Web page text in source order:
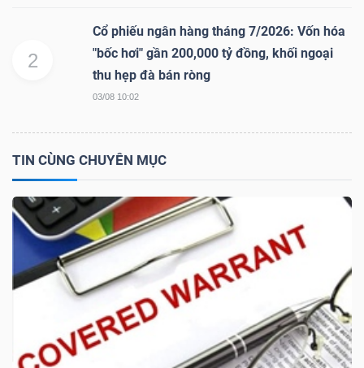
2
Cổ phiếu ngân hàng tháng 7/2026: Vốn hóa
"bốc hơi" gần 200,000 tỷ đồng, khối ngoại
thu hẹp đà bán ròng
03/08 10:02
TIN CÙNG CHUYÊN MỤC
PHIẾU